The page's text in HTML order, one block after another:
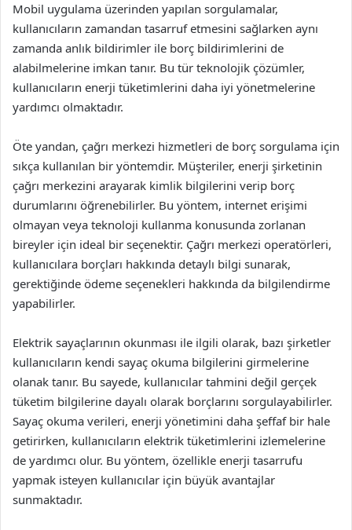
Mobil uygulama üzerinden yapılan sorgulamalar,
kullanıcıların zamandan tasarruf etmesini sağlarken aynı
zamanda anlık bildirimler ile borç bildirimlerini de
alabilmelerine imkan tanır. Bu tür teknolojik çözümler,
kullanıcıların enerji tüketimlerini daha iyi yönetmelerine
yardımcı olmaktadır.
Öte yandan, çağrı merkezi hizmetleri de borç sorgulama için
sıkça kullanılan bir yöntemdir. Müşteriler, enerji şirketinin
çağrı merkezini arayarak kimlik bilgilerini verip borç
durumlarını öğrenebilirler. Bu yöntem, internet erişimi
olmayan veya teknoloji kullanma konusunda zorlanan
bireyler için ideal bir seçenektir. Çağrı merkezi operatörleri,
kullanıcılara borçları hakkında detaylı bilgi sunarak,
gerektiğinde ödeme seçenekleri hakkında da bilgilendirme
yapabilirler.
Elektrik sayaçlarının okunması ile ilgili olarak, bazı şirketler
kullanıcıların kendi sayaç okuma bilgilerini girmelerine
olanak tanır. Bu sayede, kullanıcılar tahmini değil gerçek
tüketim bilgilerine dayalı olarak borçlarını sorgulayabilirler.
Sayaç okuma verileri, enerji yönetimini daha şeffaf bir hale
getirirken, kullanıcıların elektrik tüketimlerini izlemelerine
de yardımcı olur. Bu yöntem, özellikle enerji tasarrufu
yapmak isteyen kullanıcılar için büyük avantajlar
sunmaktadır.